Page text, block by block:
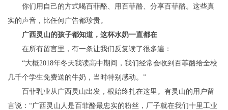
你们用自己的方式喝百菲酪、用百菲酪、分享百菲酪。这些真
实的声音，比任何广告都珍贵。
广西灵山的孩子都知道，这杯水奶一直都在
在所有留言里，有一条让我们反复读了很多遍：
“大概2018年冬天我读高中期间，我们经常会收到百菲酪给全校
几千个学生免费送的牛奶，当时特别感动。”
百菲乳业从广西灵山出发，根始终扎在这里。有灵山的用户留
言说：“广西灵山人是百菲酪最忠实的粉丝，厂子就在我们十里工业